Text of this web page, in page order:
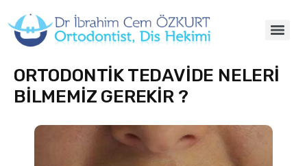
ORTODONTİK TEDAVİDE NELERİ
BİLMEMİZ GEREKİR ?